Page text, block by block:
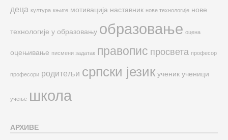
деца култура књиге мотивација наставник нове технологије нове
технологије у образовању образовање оцена
оцењивање писмени задатак правопис просвета професор
професори родитељи српски језик ученик ученици
учење школа
АРХИВЕ